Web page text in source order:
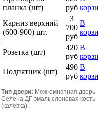
планка (шт)
руб
Карниз верхний
(600-900) шт.
3
700
руб
В
Розетка (шт)
420
руб
В
Подпятник (шт)
490
руб
В
Тип двери: Межкомнатная дверь
Селена ДГ эмаль слоновая кость
(калёвка).